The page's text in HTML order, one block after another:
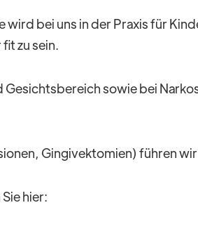
bei uns in der Praxis für
zu sein.
sowie bei
Gingivektomien) führen
hier: